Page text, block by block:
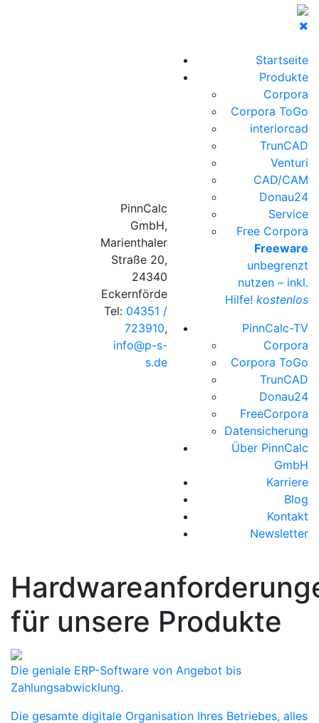
PinnCalc
GmbH,
Marienthaler
Straße 20,
24340
Eckernförde
Tel: 04351 /
723910,
info@p-s-
s.de
Startseite
Produkte
Corpora
Corpora ToGo
interiorcad
TrunCAD
Venturi
CAD/CAM
Donau24
Service
Free Corpora
Freeware
unbegrenzt
nutzen – inkl.
Hilfe! kostenlos
PinnCalc-TV
Corpora
Corpora ToGo
TrunCAD
Donau24
FreeCorpora
Datensicherung
Über PinnCalc
GmbH
Karriere
Blog
Kontakt
Newsletter
für unsere Produkte
Die geniale ERP-Software von Angebot bis
Zahlungsabwicklung.
Die gesamte digitale Organisation Ihres Betriebes, alles